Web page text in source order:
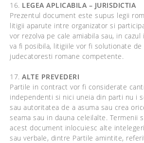
16. LEGEA APLICABILA – JURISDICTIA
Prezentul document este supus legii
litigii aparute intre organizator si
vor rezolva pe cale amiabila sau, in cazul
va fi posibila, litigiile vor fi solutionate
judecatoresti romane competente.
17. ALTE PREVEDERI
Partile in contract vor fi considerate
independenti si nici uneia din parti nu i
sau autoritatea de a asuma sau crea
seama sau in dauna celeilalte. Termenii
acest document inlocuiesc alte
sau verbale, dintre Partile amintite,